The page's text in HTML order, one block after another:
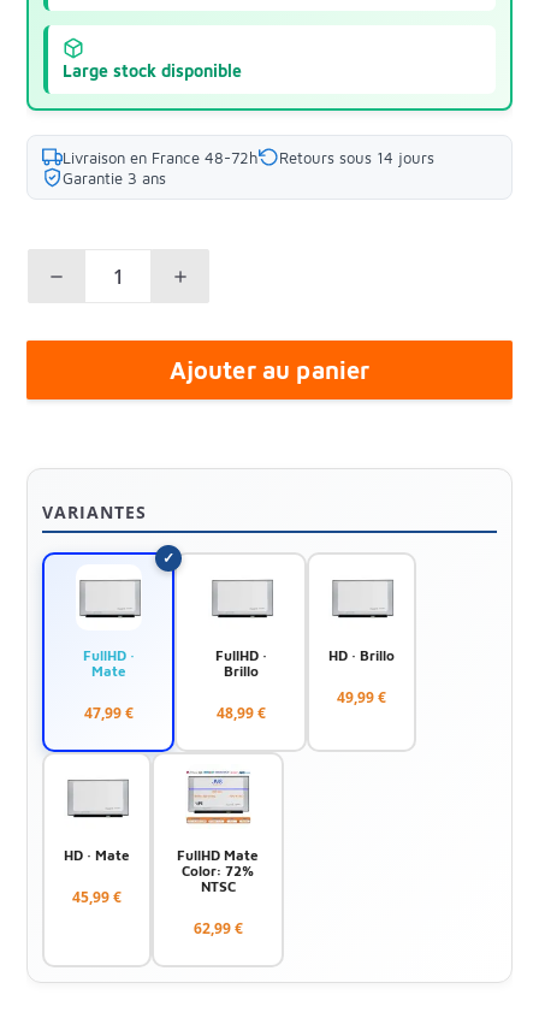
Large stock disponible
Livraison en France 48-72h
Retours sous 14 jours
Garantie 3 ans
Ajouter au panier
VARIANTES
FullHD ·
Mate
47,99 €
FullHD ·
Brillo
48,99 €
HD · Brillo
49,99 €
HD · Mate
45,99 €
FullHD Mate
Color: 72%
NTSC
62,99 €